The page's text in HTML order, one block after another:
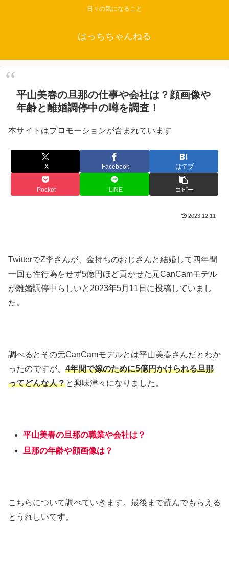
日々の気になること
はっちちゃんねる
平山美春の旦那の仕事や会社は？顔画像や
年齢と離婚調停中の噂を調査！
本サイトはプロモーションが含まれています
X Facebook はてブ
Pocket LINE コピー
2023.12.11
TwitterでZ李さんが、金持ちのおじさんと結婚して四年間
一回も性行為をせず5億円ほど貢がせた元CanCamモデル
が離婚調停中らしいと2023年5月11日に投稿していまし
た。
調べるとその元CanCamモデルとは平山美春さんだとわか
ったのですが、 4年間で嫁のために5億円かけられる旦那
ってどんな人？と興味津々になりました。
平山美春の旦那の職業や会社は？
旦那の年齢や顔画像は？
こちらについて調べていきます。最後まで読んでもらえる
とうれしいです。